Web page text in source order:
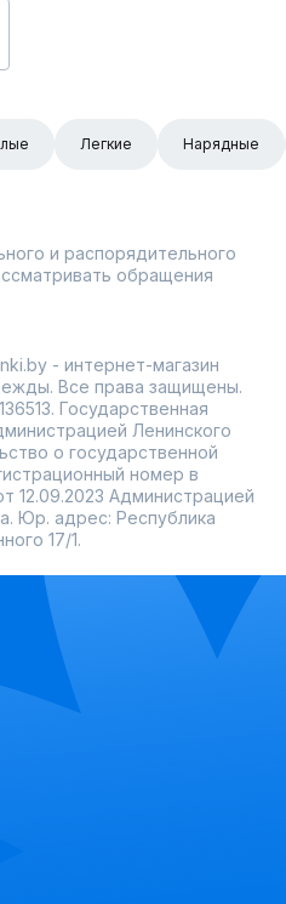
Легкие Нарядные
и распорядительного
обращения
- интернет-магазин
Все права защищены.
Государственная
Ленинского
о государственной
номер в
12.09.2023 Администрацией
Юр. адрес: Республика
17/1.